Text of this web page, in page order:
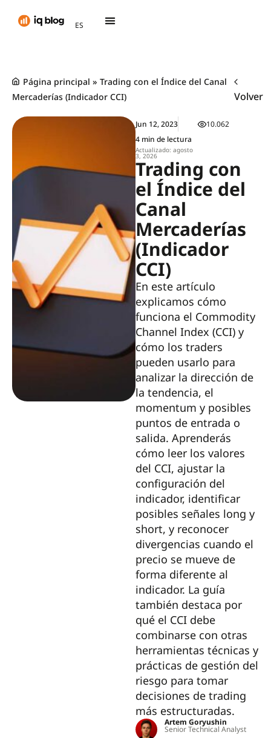
ES
TH
Página principal » Trading con el Índice del Canal
Mercaderías (Indicador CCI)
Volver
Jun 12, 2023
4 min de lectura
Actualizado: agosto
3, 2026
10.062
Trading con
el Índice del
Canal
Mercaderías
(Indicador
CCI)
En este artículo
explicamos cómo
funciona el Commodity
Channel Index (CCI) y
cómo los traders
pueden usarlo para
analizar la dirección de
la tendencia, el
momentum y posibles
puntos de entrada o
salida. Aprenderás
cómo leer los valores
del CCI, ajustar la
configuración del
indicador, identificar
posibles señales long y
short, y reconocer
divergencias cuando el
precio se mueve de
forma diferente al
indicador. La guía
también destaca por
qué el CCI debe
combinarse con otras
herramientas técnicas y
prácticas de gestión del
riesgo para tomar
decisiones de trading
más estructuradas.
Artem Goryushin
Senior Technical Analyst